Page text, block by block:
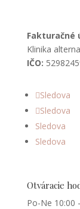
Fakturačné
Klinika
IČO:
Sledova
Sledova
Sledova
Sledova
Otváracie
Po-Ne 10:00